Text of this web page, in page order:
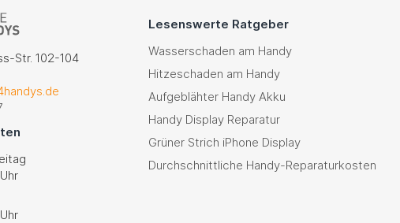
Str. 102-104
Lesenswerte Ratgeber
Wasserschaden am Handy
Hitzeschaden am Handy
Aufgeblähter Handy Akku
Handy Display Reparatur
Grüner Strich iPhone Display
Durchschnittliche Handy-Reparaturkosten